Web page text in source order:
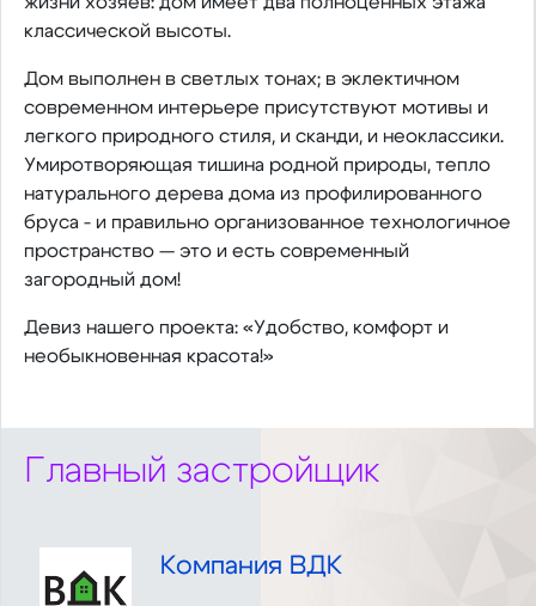
классической высоты.
Дом выполнен в светлых тонах; в эклектичном
современном интерьере присутствуют мотивы и
легкого природного стиля, и сканди, и неоклассики.
Умиротворяющая тишина родной природы, тепло
натурального дерева дома из профилированного
бруса - и правильно организованное технологичное
пространство — это и есть современный
загородный дом!
Девиз нашего проекта: «Удобство, комфорт и
необыкновенная красота!»
Главный застройщик
Компания ВДК